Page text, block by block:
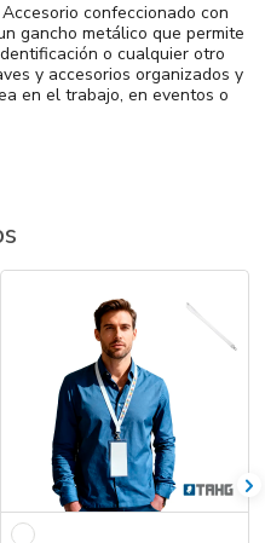
confeccionado con
gancho metálico que permite
o cualquier otro
y accesorios organizados y
en el trabajo, en eventos o